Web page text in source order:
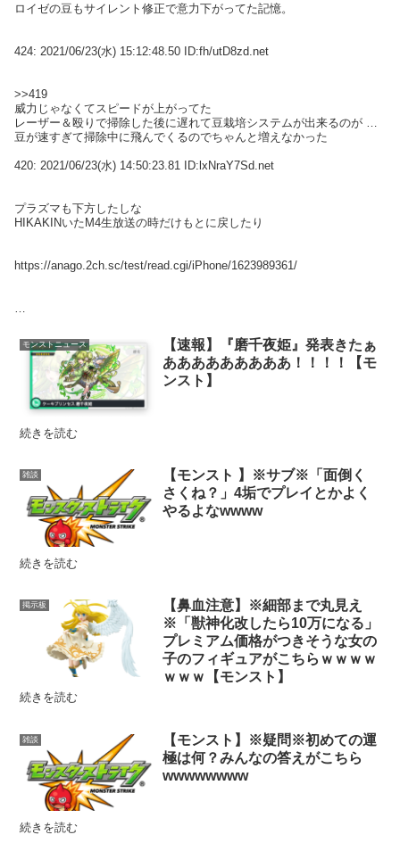
ロイゼの豆もサイレント修正で意力下がってた記憶。
424: 2021/06/23(水) 15:12:48.50 ID:fh/utD8zd.net
>>419
威力じゃなくてスピードが上がってた
レーザー＆殴りで掃除した後に遅れて豆栽培システムが出来るのが
豆が速すぎて掃除中に飛んでくるのでちゃんと増えなかった
420: 2021/06/23(水) 14:50:23.81 ID:lxNraY7Sd.net
プラズマも下方したしな
HIKAKINいたM4生放送の時だけもとに戻したり
https://anago.2ch.sc/test/read.cgi/iPhone/1623989361/
モンストニュース
【速報】『磨千夜姫』発表きたぁ
あああああああああ！！！！【モ
ンスト】
続きを読む
雑談
【モンスト 】※サブ※「面倒く
さくね？」4垢でプレイとかよく
やるよなwwww
続きを読む
掲示板
【鼻血注意】※細部まで丸見え
※「獣神化改したら10万になる」
プレミアム価格がつきそうな女の
子のフィギュアがこちらｗｗｗｗ
ｗｗｗ【モンスト】
続きを読む
雑談
【モンスト】※疑問※初めての運
極は何？みんなの答えがこちら
wwwwwwww
続きを読む